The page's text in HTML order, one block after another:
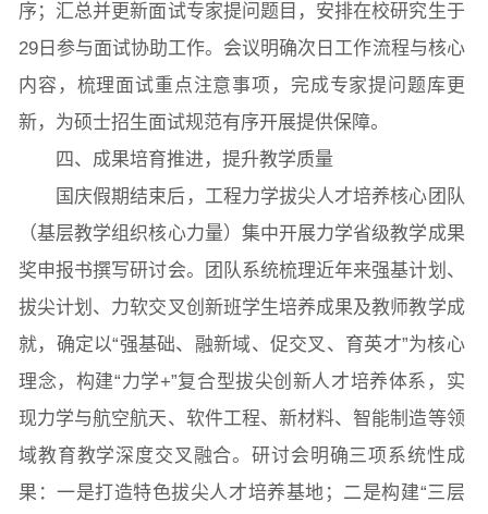
序；汇总并更新面试专家提问题目，安排在校研究生于
29日参与面试协助工作。会议明确次日工作流程与核心
内容，梳理面试重点注意事项，完成专家提问题库更
新，为硕士招生面试规范有序开展提供保障。
四、成果培育推进，提升教学质量
国庆假期结束后，工程力学拔尖人才培养核心团队
（基层教学组织核心力量）集中开展力学省级教学成果
奖申报书撰写研讨会。团队系统梳理近年来强基计划、
拔尖计划、力软交叉创新班学生培养成果及教师教学成
就，确定以“强基础、融新域、促交叉、育英才”为核心
理念，构建“力学+”复合型拔尖创新人才培养体系，实
现力学与航空航天、软件工程、新材料、智能制造等领
域教育教学深度交叉融合。研讨会明确三项系统性成
果：一是打造特色拔尖人才培养基地；二是构建“三层